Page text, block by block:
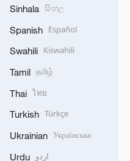
Sinhala සිංහල
Spanish Español
Swahili Kiswahili
Tamil தமிழ்
Thai ไทย
Turkish Türkçe
Ukrainian Українська
Urdu اردو